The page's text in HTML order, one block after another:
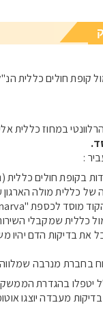
קופת חולים כללית
במחוז כללית
:
בקופת חולים כללית
כללית מולה הארגון
כללית שמקבלי
את בדיקות הדם יהיו
בחברת מנרבה
יטפלו בהגדרת
מעבדה יוצגו